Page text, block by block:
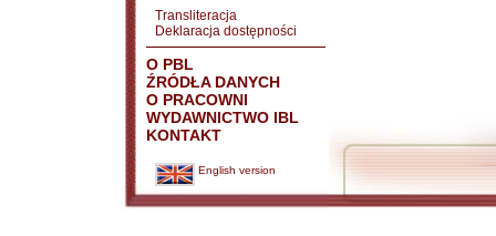
Transliteracja
Deklaracja dostępności
O PBL
ŹRÓDŁA DANYCH
O PRACOWNI
WYDAWNICTWO IBL
KONTAKT
English version